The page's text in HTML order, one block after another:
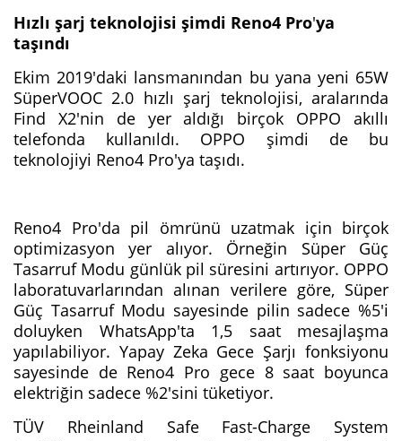
Hızlı şarj teknolojisi şimdi Reno4 Pro'ya
taşındı
Ekim 2019'daki lansmanından bu yana yeni 65W
SüperVOOC 2.0 hızlı şarj teknolojisi, aralarında
Find X2'nin de yer aldığı birçok OPPO akıllı
telefonda kullanıldı. OPPO şimdi de bu
teknolojiyi Reno4 Pro'ya taşıdı.
Reno4 Pro'da pil ömrünü uzatmak için birçok
optimizasyon yer alıyor. Örneğin Süper Güç
Tasarruf Modu günlük pil süresini artırıyor. OPPO
laboratuvarlarından alınan verilere göre, Süper
Güç Tasarruf Modu sayesinde pilin sadece %5'i
doluyken WhatsApp'ta 1,5 saat mesajlaşma
yapılabiliyor. Yapay Zeka Gece Şarjı fonksiyonu
sayesinde de Reno4 Pro gece 8 saat boyunca
elektriğin sadece %2'sini tüketiyor.
TÜV Rheinland Safe Fast-Charge System